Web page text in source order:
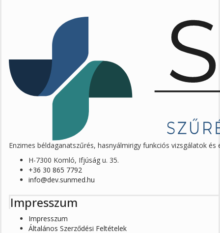
Enzimes béldaganatszűrés, hasnyálmirigy funkciós vizsgálatok
H-7300 Komló, Ifjúság u. 35.
+36 30 865 7792
info@dev.sunmed.hu
Impresszum
Impresszum
Általános Szerződési Feltételek